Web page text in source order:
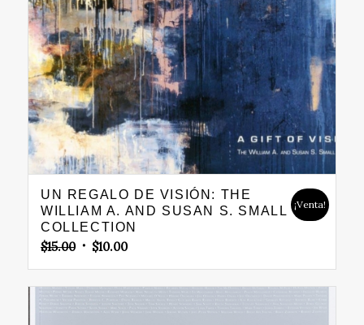
UN REGALO DE VISIÓN: THE
WILLIAM A. AND SUSAN S. SMALL
COLLECTION
$15.00 Original
was:
$15.00.
$10.00Current
is:
¡Venta!